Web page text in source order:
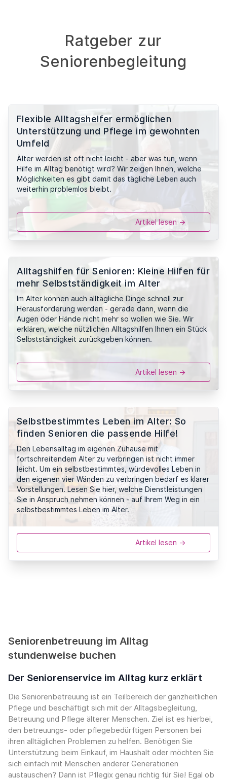
Ratgeber zur
Seniorenbegleitung
Flexible Alltagshelfer ermöglichen
Unterstützung und Pflege im gewohnten
Umfeld
Älter werden ist oft nicht leicht - aber was tun, wenn
Hilfe im Alltag benötigt wird? Wir zeigen Ihnen, welche
Möglichkeiten es gibt damit das tägliche Leben auch
weiterhin problemlos bleibt.
Artikel lesen ->
Alltagshilfen für Senioren: Kleine Hilfen für
mehr Selbstständigkeit im Alter
Im Alter können auch alltägliche Dinge schnell zur
Herausforderung werden - gerade dann, wenn die
Augen oder Hände nicht mehr so wollen wie Sie. Wir
erklären, welche nützlichen Alltagshilfen Ihnen ein Stück
Selbstständigkeit zurückgeben können.
Artikel lesen ->
Selbstbestimmtes Leben im Alter: So
finden Senioren die passende Hilfe!
Den Lebensalltag im eigenen Zuhause mit
fortschreitendem Alter zu verbringen ist nicht immer
leicht. Um ein selbstbestimmtes, würdevolles Leben in
den eigenen vier Wänden zu verbringen bedarf es klarer
Vorstellungen. Lesen Sie hier, welche Dienstleistungen
Sie in Anspruch nehmen können - auf Ihrem Weg in ein
selbstbestimmtes Leben im Alter.
Artikel lesen ->
Seniorenbetreuung im Alltag
stundenweise buchen
Der Seniorenservice im Alltag kurz erklärt
Die Seniorenbetreuung ist ein Teilbereich der ganzheitlichen
Pflege und beschäftigt sich mit der Alltagsbegleitung,
Betreuung und Pflege älterer Menschen. Ziel ist es hierbei,
den betreuungs- oder pflegebedürftigen Personen bei
ihren alltäglichen Problemen zu helfen. Benötigen Sie
Unterstützung beim Einkauf, im Haushalt oder möchten Sie
sich einfach mit Menschen anderer Generationen
austauschen? Dann ist Pflegix genau richtig für Sie! Egal ob